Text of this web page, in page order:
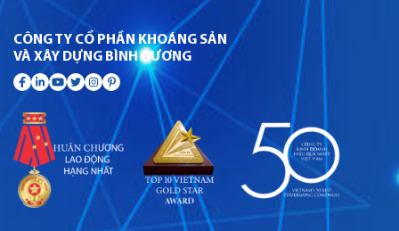
CÔNG TY CỔ PHẦN KHOÁNG SẢN
VÀ XÂY DỰNG BÌNH DƯƠNG